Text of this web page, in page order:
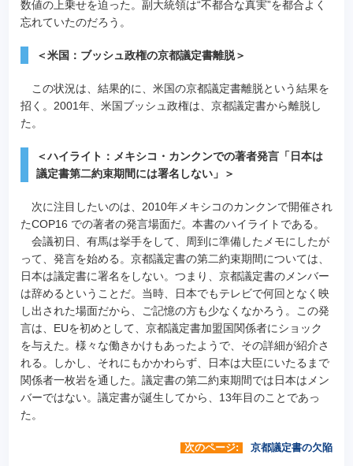
数値の上乗せを迫った。副大統領は“不都合な真実”を都合よく
忘れていたのだろう。
＜米国：ブッシュ政権の京都議定書離脱＞
この状況は、結果的に、米国の京都議定書離脱という結果を
招く。2001年、米国ブッシュ政権は、京都議定書から離脱し
た。
＜ハイライト：メキシコ・カンクンでの著者発言「日本は
議定書第二約束期間には署名しない」＞
次に注目したいのは、2010年メキシコのカンクンで開催され
たCOP16 での著者の発言場面だ。本書のハイライトである。
会議初日、有馬は挙手をして、周到に準備したメモにしたが
って、発言を始める。京都議定書の第二約束期間については、
日本は議定書に署名をしない。つまり、京都議定書のメンバー
は辞めるということだ。当時、日本でもテレビで何回となく映
し出された場面だから、ご記憶の方も少なくなかろう。この発
言は、EUを初めとして、京都議定書加盟国関係者にショック
を与えた。様々な働きかけもあったようで、その詳細が紹介さ
れる。しかし、それにもかかわらず、日本は大臣にいたるまで
関係者一枚岩を通した。議定書の第二約束期間では日本はメン
バーではない。議定書が誕生してから、13年目のことであっ
た。
次のページ: 京都議定書の欠陥